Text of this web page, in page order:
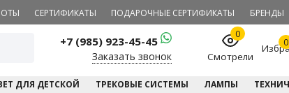
СЕРТИФИКАТЫ ПОДАРОЧНЫЕ СЕРТИФИКАТЫ БРЕНДЫ
+7 (985) 923-45-45
Заказать звонок
0
Смотрели
0
ДЛЯ ДЕТСКОЙ ТРЕКОВЫЕ СИСТЕМЫ ЛАМПЫ